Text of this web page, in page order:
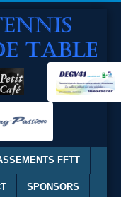
FFTT
SPONSORS